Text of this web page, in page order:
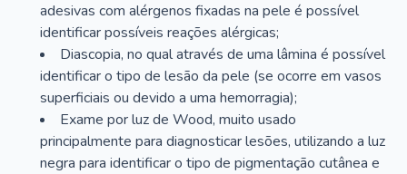
adesivas com alérgenos fixadas na pele é possível
identificar possíveis reações alérgicas;
Diascopia, no qual através de uma lâmina é possível
identificar o tipo de lesão da pele (se ocorre em vasos
superficiais ou devido a uma hemorragia);
Exame por luz de Wood, muito usado
principalmente para diagnosticar lesões, utilizando a luz
negra para identificar o tipo de pigmentação cutânea e